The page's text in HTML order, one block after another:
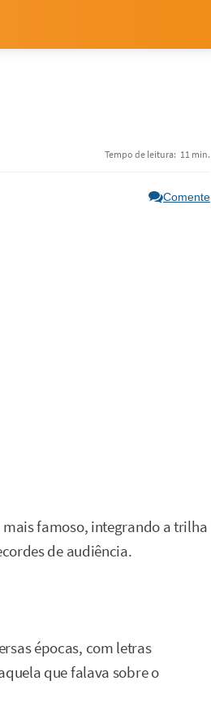
Tempo de leitura: 11 min.
Comente
famoso, integrando a trilha
de audiência.
épocas, com letras
que falava sobre o